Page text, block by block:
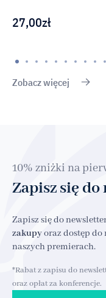
27,00zł
Zobacz więcej
10% zniżki na
Zapisz się
Zapisz się do
zakupyoraz dostęp
naszych premierach.
*Rabat z zapisu do
oraz opłat za konferencje.